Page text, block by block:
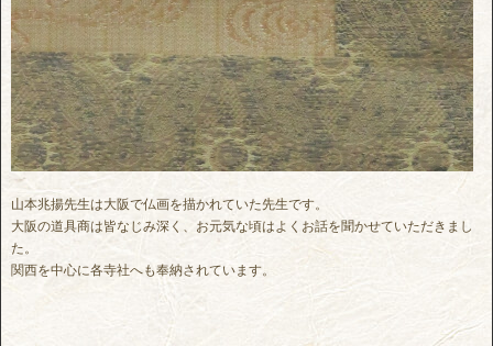
山本兆揚先生は大阪で仏画を描かれていた先生です。
大阪の道具商は皆なじみ深く、お元気な頃はよくお話を聞かせていただきまし
た。
関西を中心に各寺社へも奉納されています。